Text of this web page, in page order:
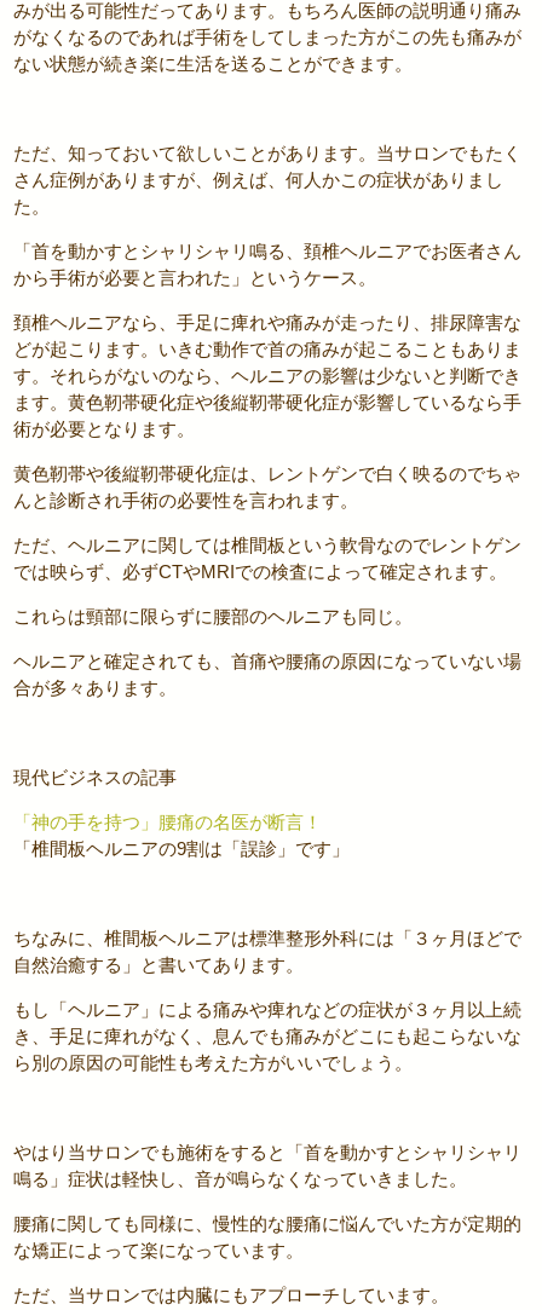
みが出る可能性だってあります。もちろん医師の説明通り痛み
がなくなるのであれば手術をしてしまった方がこの先も痛みが
ない状態が続き楽に生活を送ることができます。
ただ、知っておいて欲しいことがあります。当サロンでもたく
さん症例がありますが、例えば、何人かこの症状がありまし
た。
「首を動かすとシャリシャリ鳴る、頚椎ヘルニアでお医者さん
から手術が必要と言われた」というケース。
頚椎ヘルニアなら、手足に痺れや痛みが走ったり、排尿障害な
どが起こります。いきむ動作で首の痛みが起こることもありま
す。それらがないのなら、ヘルニアの影響は少ないと判断でき
ます。黄色靭帯硬化症や後縦靭帯硬化症が影響しているなら手
術が必要となります。
黄色靭帯や後縦靭帯硬化症は、レントゲンで白く映るのでちゃ
んと診断され手術の必要性を言われます。
ただ、ヘルニアに関しては椎間板という軟骨なのでレントゲン
では映らず、必ずCTやMRIでの検査によって確定されます。
これらは頸部に限らずに腰部のヘルニアも同じ。
ヘルニアと確定されても、首痛や腰痛の原因になっていない場
合が多々あります。
現代ビジネスの記事
「神の手を持つ」腰痛の名医が断言！
「椎間板ヘルニアの9割は「誤診」です」
ちなみに、椎間板ヘルニアは標準整形外科には「３ヶ月ほどで
自然治癒する」と書いてあります。
もし「ヘルニア」による痛みや痺れなどの症状が３ヶ月以上続
き、手足に痺れがなく、息んでも痛みがどこにも起こらないな
ら別の原因の可能性も考えた方がいいでしょう。
やはり当サロンでも施術をすると「首を動かすとシャリシャリ
鳴る」症状は軽快し、音が鳴らなくなっていきました。
腰痛に関しても同様に、慢性的な腰痛に悩んでいた方が定期的
な矯正によって楽になっています。
ただ、当サロンでは内臓にもアプローチしています。